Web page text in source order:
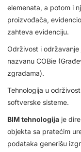
elemenata, a potom i
proizvođača,
zahteva evidenciju.
Održivost i
nazvanu COBie
zgradama).
Tehnologija u
softverske sisteme.
BIM tehnologija je
objekta sa pratećim
podataka generišu